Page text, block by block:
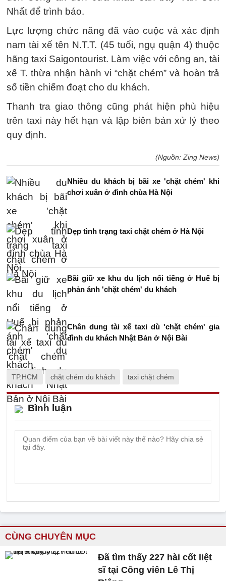
Nhất để trình báo.
Lực lượng chức năng đã vào cuộc và xác định
nam tài xế tên N.T.T. (45 tuổi, ngụ quận 4) thuộc
hãng taxi Saigontourist. Làm việc với công an, tài
xế T. thừa nhận hành vi “chặt chém” và hoàn trả
số tiền chiếm đoạt cho du khách.
Thanh tra giao thông cũng phát hiện phù hiệu
trên taxi này hết hạn và lập biên bản xử lý theo
quy định.
(Nguồn: Zing News)
Nhiều du khách bị bãi xe 'chặt chém' khi
chơi xuân ở đình chùa Hà Nội
Dẹp tình trạng taxi chặt chém ở Hà Nội
Bãi giữ xe khu du lịch nổi tiếng ở Huế bị
phản ánh 'chặt chém' du khách
Chân dung tài xế taxi dù 'chặt chém' gia
đình du khách Nhật Bản ở Nội Bài
TP.HCM chặt chém du khách taxi chặt chém
Bình luận
CÙNG CHUYÊN MỤC
Đã tìm thấy 227 hài cốt liệt
sĩ tại Công viên Lê Thị